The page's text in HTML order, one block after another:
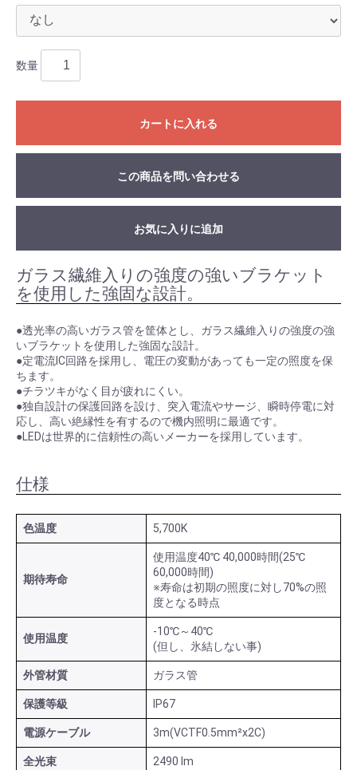
数量
カートに入れる
この商品を問い合わせる
お気に入りに追加
ガラス繊維入りの強度の強いブラケット
を使用した強固な設計。
●透光率の高いガラス管を筐体とし、ガラス繊維入りの強度の強
いブラケットを使用した強固な設計。
●定電流IC回路を採用し、電圧の変動があっても一定の照度を保
ちます。
●チラツキがなく目が疲れにくい。
●独自設計の保護回路を設け、突入電流やサージ、瞬時停電に対
応し、高い絶縁性を有するので機内照明に最適です。
●LEDは世界的に信頼性の高いメーカーを採用しています。
仕様
色温度 5,700K
期待寿命
使用温度40℃ 40,000時間(25℃
60,000時間)
※寿命は初期の照度に対し70%の照
度となる時点
使用温度
-10℃～40℃
(但し、氷結しない事)
外管材質 ガラス管
保護等級 IP67
電源ケーブル 3m(VCTF0.5mm²x2C)
全光束 2490 lm